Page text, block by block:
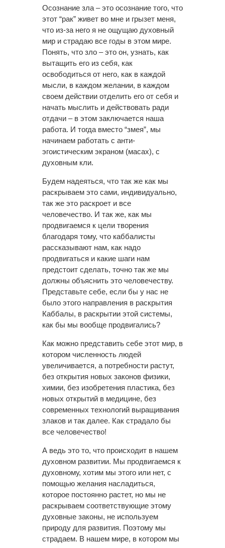
Осознание зла – это осознание того, что
этот “рак” живет во мне и грызет меня,
что из-за него я не ощущаю духовный
мир и страдаю все годы в этом мире.
Понять, что зло – это он, узнать, как
вытащить его из себя, как
освободиться от него, как в каждой
мысли, в каждом желании, в каждом
своем действии отделить его от себя и
начать мыслить и действовать ради
отдачи – в этом заключается наша
работа. И тогда вместо “змея”, мы
начинаем работать с анти-
эгоистическим экраном (масах), с
духовным кли.
Будем надеяться, что так же как мы
раскрываем это сами, индивидуально,
так же это раскроет и все
человечество. И так же, как мы
продвигаемся к цели творения
благодаря тому, что каббалисты
рассказывают нам, как надо
продвигаться и какие шаги нам
предстоит сделать, точно так же мы
должны объяснить это человечеству.
Представьте себе, если бы у нас не
было этого направления в раскрытия
Каббалы, в раскрытии этой системы,
как бы мы вообще продвигались?
Как можно представить себе этот мир, в
котором численность людей
увеличивается, а потребности растут,
без открытия новых законов физики,
химии, без изобретения пластика, без
новых открытий в медицине, без
современных технологий выращивания
злаков и так далее. Как страдало бы
все человечество!
А ведь это то, что происходит в нашем
духовном развитии. Мы продвигаемся к
духовному, хотим мы этого или нет, с
помощью желания насладиться,
которое постоянно растет, но мы не
раскрываем соответствующие этому
духовные законы, не используем
природу для развития. Поэтому мы
страдаем. В нашем мире, в котором мы